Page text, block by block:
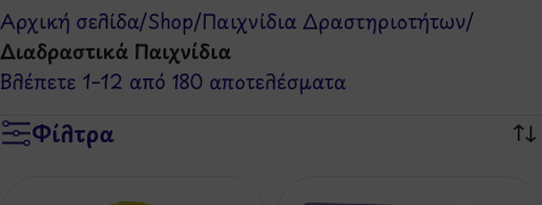
Αρχική σελίδα/Shop/Παιχνίδια Δραστηριοτήτων/
Διαδραστικά Παιχνίδια
Βλέπετε 1–12 από 180 αποτελέσματα
Φίλτρα